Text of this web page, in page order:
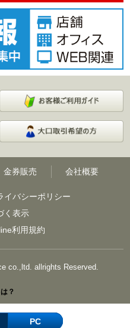
金券販売 会社概要
イバシーポリシー
く表示
利用規約
co.,ltd. allrights Reserved.
？
PC